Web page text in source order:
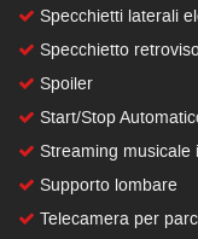
Specchietti laterali
Specchietto
Spoiler
Start/Stop
Streaming musicale
Supporto lombare
Telecamera per